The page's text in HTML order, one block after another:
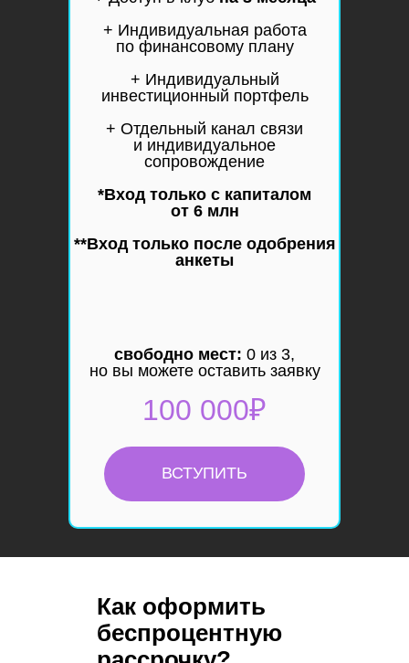
ВСТУПИТЬ
100 000₽
+ Индивидуальная работа
по финансовому плану
+ Индивидуальный
инвестиционный портфель
+ Отдельный канал связи
и индивидуальное
сопровождение
*Вход только с капиталом
от 6 млн
**Вход только после одобрения
анкеты
свободно мест: 0 из 3,
но вы можете оставить заявку
Как оформить
беспроцентную